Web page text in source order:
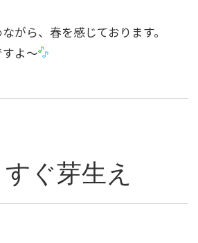
がら、春を感じております。
よ〜
ぐ芽生え